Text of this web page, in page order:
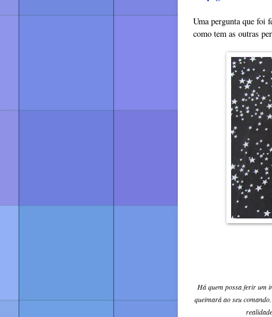
Uma pergunta que foi
como tem as outras
Há quem possa ferir um
queimará ao seu